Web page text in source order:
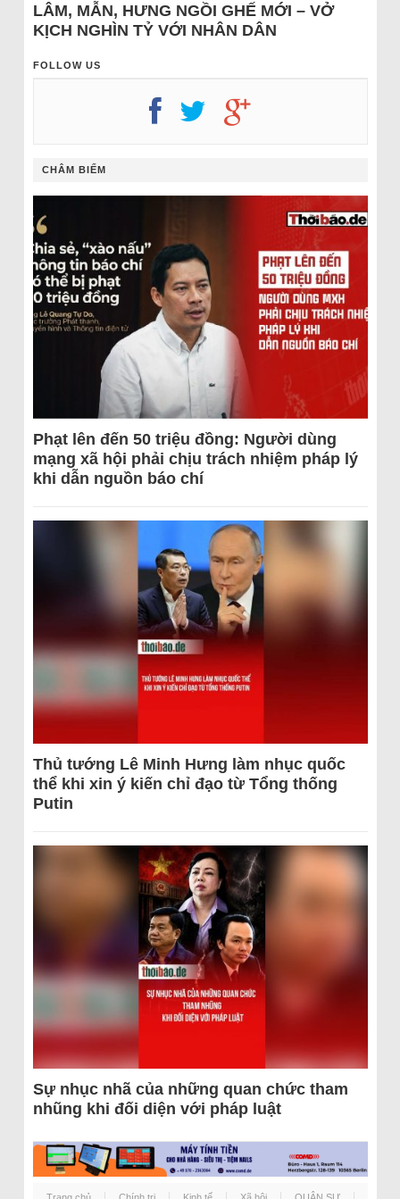
LÂM, MẪN, HƯNG NGỒI GHẾ MỚI – VỞ
KỊCH NGHÌN TỶ VỚI NHÂN DÂN
FOLLOW US
CHÂM BIẾM
Phạt lên đến 50 triệu đồng: Người dùng
mạng xã hội phải chịu trách nhiệm pháp lý
khi dẫn nguồn báo chí
Thủ tướng Lê Minh Hưng làm nhục quốc
thể khi xin ý kiến chỉ đạo từ Tổng thống
Putin
Sự nhục nhã của những quan chức tham
nhũng khi đối diện với pháp luật